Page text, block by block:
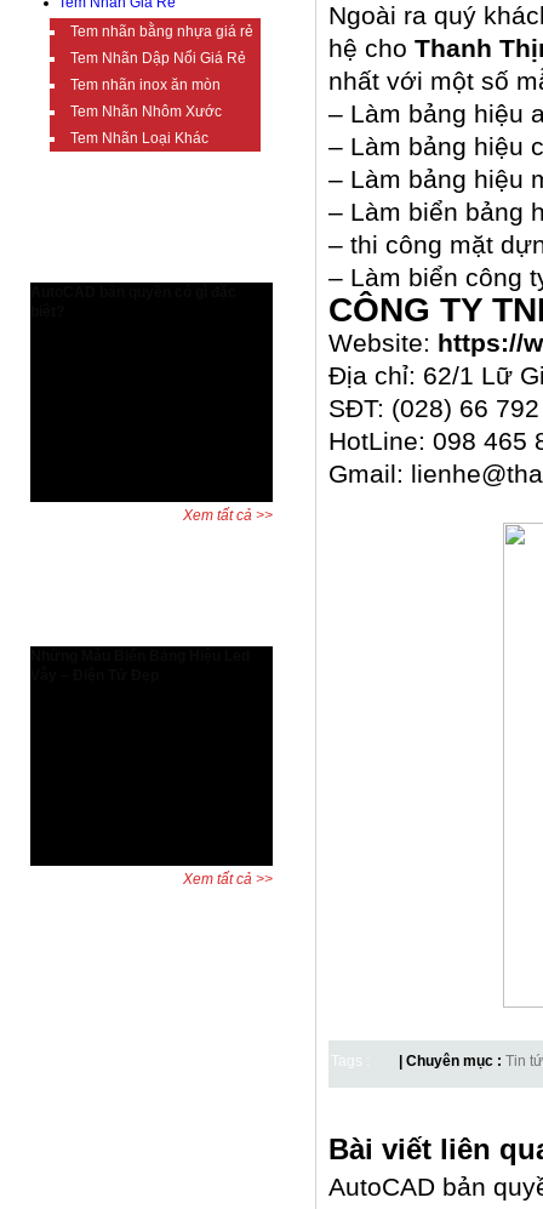
Tem nhãn bằng nhựa giá rẻ
Tem Nhãn Dập Nổi Giá Rẻ
Tem nhãn inox ăn mòn
Tem Nhãn Nhôm Xước
Tem Nhãn Loại Khác
Xem tất cả >>
Xem tất cả >>
Ngoài ra quý
hệ cho Thanh
nhất với một số
– Làm bảng hiệu
– Làm bảng hiệu
– Làm bảng hiệu
– Làm biển bảng
– thi công mặt
– Làm biển công
CÔNG TY
Website: https://
Địa chỉ: 62/1 Lữ
SĐT: (028) 66
HotLine: 098 465
Gmail:
Tags : | Chuyên mục : Tin
Bài viết liên
AutoCAD bản